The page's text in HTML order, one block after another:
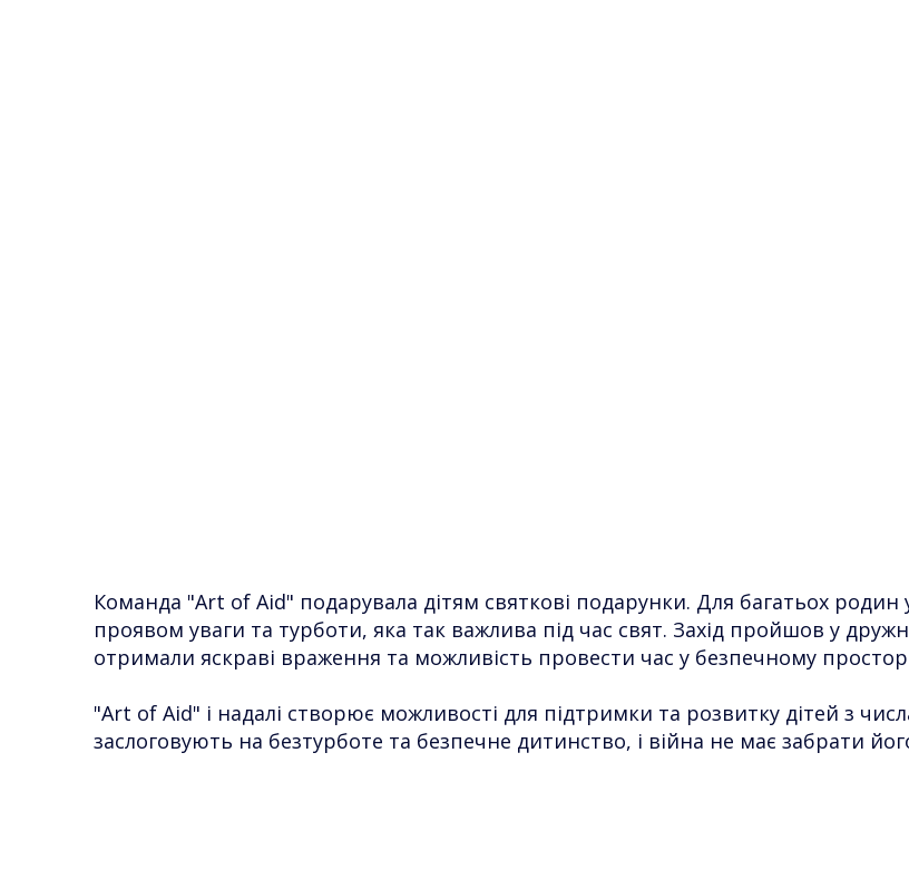
Команда "Art of Aid" подарувала дітям святкові подарунки. Для багатьох
проявом уваги та турботи, яка так важлива під час свят. Захід пройшов у
отримали яскраві враження та можливість провести час у безпечному
"Art of Aid" і надалі створює можливості для підтримки та розвитку дітей з
заслоговують на безтурботе та безпечне дитинство, і війна не має забрати